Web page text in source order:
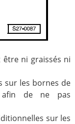
ni graissés ni
sur les bornes de
de ne pas
sur les